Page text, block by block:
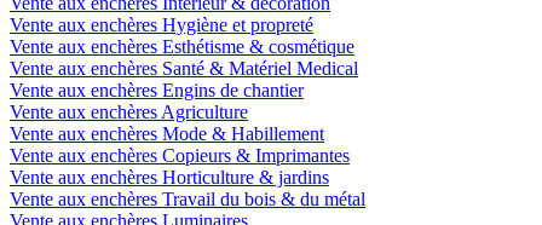
Vente aux enchères Hygiène et propreté
Vente aux enchères Esthétisme & cosmétique
Vente aux enchères Santé & Matériel Medical
Vente aux enchères Engins de chantier
Vente aux enchères Agriculture
Vente aux enchères Mode & Habillement
Vente aux enchères Copieurs & Imprimantes
Vente aux enchères Horticulture & jardins
Vente aux enchères Travail du bois & du métal
Vente aux enchères Luminaires